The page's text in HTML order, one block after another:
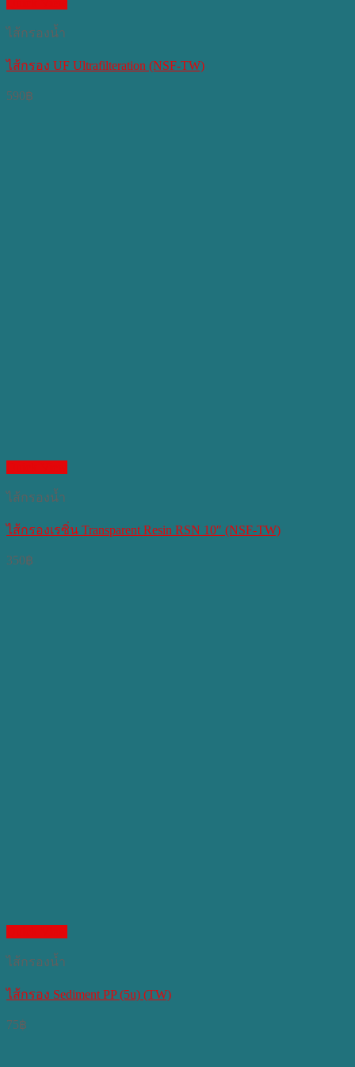
ไส้กรองน้ำ
ไส้กรอง UF Ultrafilteration (NSF-TW)
590฿
ไส้กรองน้ำ
ไส้กรองเรซิ่น Transparent Resin RSN 10″ (NSF-TW)
350฿
ไส้กรองน้ำ
ไส้กรอง Sediment PP (5u) (TW)
75฿